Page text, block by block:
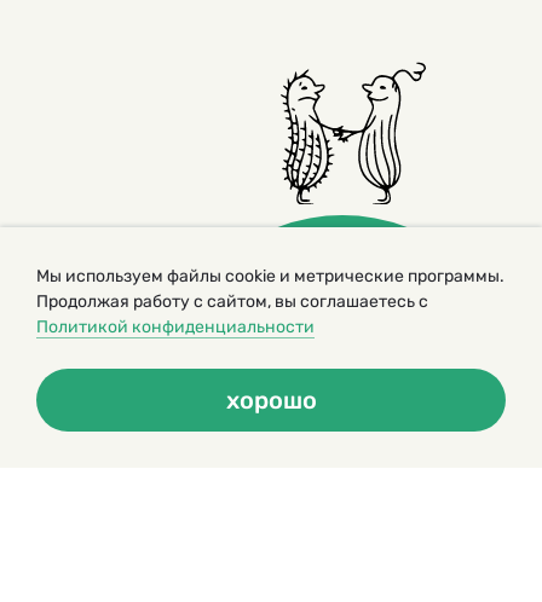
журнал для детей
Копирование материалов возможно только с разрешения редакторов
сайта
Политика конфиденциальности
Мы используем файлы cookie и метрические программы.
Продолжая работу с сайтом, вы соглашаетесь с
Политикой конфиденциальности
хорошо